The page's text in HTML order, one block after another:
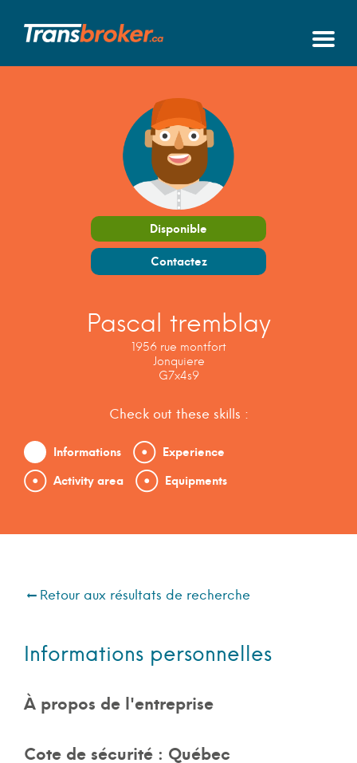
Disponible
Contactez
Pascal tremblay
1956 rue montfort
Jonquiere
G7x4s9
Check out these skills :
Informations
Experience
Activity area
Equipments
Retour aux résultats de recherche
Informations personnelles
À propos de l'entreprise
Cote de sécurité : Québec